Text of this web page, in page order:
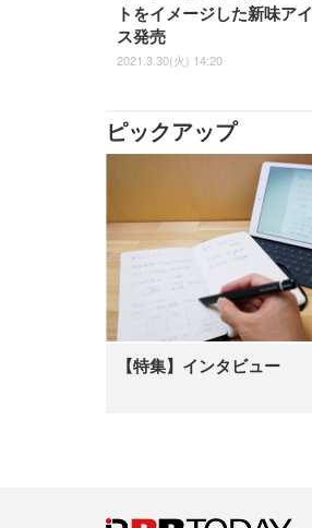
トをイメージした新味アイ
ス発売
2021.3.30(火) 14:20
ピックアップ
【特集】インタビュー